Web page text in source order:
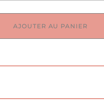
AJOUTER AU PANIER